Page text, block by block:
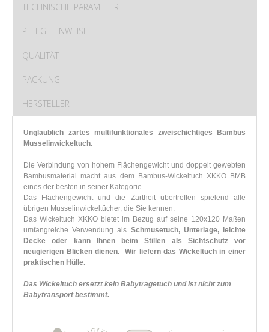
TECHNISCHE PARAMETER
PFLEGEHINWEISE
QUALITÄT
PACKUNG
HERSTELLER
Unglaublich zartes multifunktionales zweischichtiges Bambus
Musselinwickeltuch.
Die Verbindung von hohem Flächengewicht und doppelt gewebten
Bambusmaterial macht aus dem Bambus-Wickeltuch XKKO BMB
eines der besten in seiner Kategorie.
Das Flächengewicht und die Zartheit übertreffen spielend alle
übrigen Musselinwickeltücher, die Sie kennen.
Das Wickeltuch XKKO bietet im Bezug auf seine 120x120 Maßen
umfangreiche Verwendung als Schmusetuch, Unterlage, leichte
Decke oder kann Ihnen beim Stillen als Sichtschutz vor
neugierigen Blicken dienen.Wir liefern das Wickeltuch in einer
praktischen Hülle.
Das Wickeltuch ersetzt kein Babytragetuch und ist nicht zum
Babytransport bestimmt.